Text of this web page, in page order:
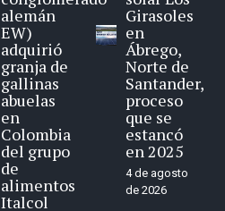
alemán
EW)
adquirió
granja de
gallinas
abuelas
en
Colombia
del grupo
de
alimentos
Italcol
Girasoles
en
Ábrego,
Norte de
Santander,
proceso
que se
estancó
en 2025
4 de agosto
de 2026